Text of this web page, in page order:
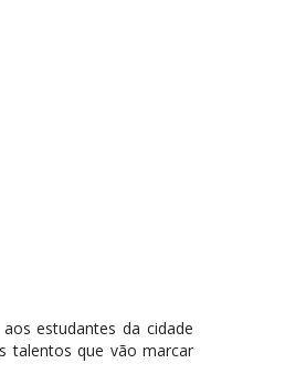
estudantes da cidade
talentos que vão marcar